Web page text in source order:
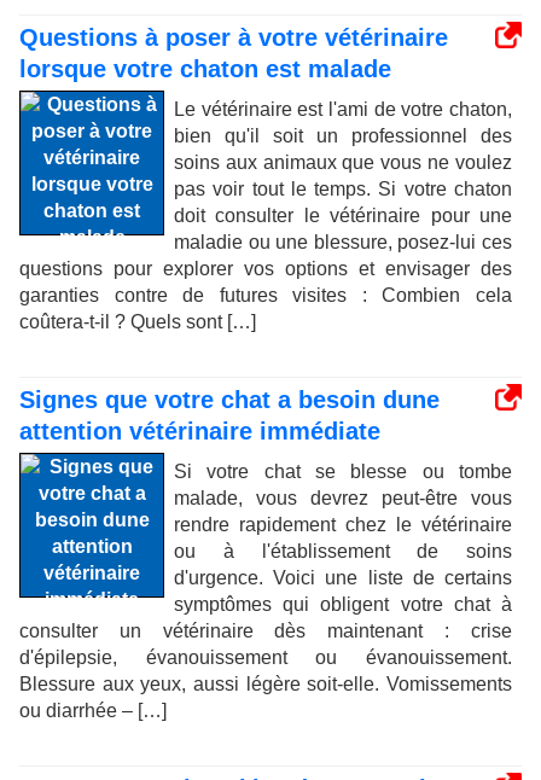
Questions à poser à votre vétérinaire
lorsque votre chaton est malade
Le vétérinaire est l'ami de votre chaton,
bien qu'il soit un professionnel des
soins aux animaux que vous ne voulez
pas voir tout le temps. Si votre chaton
doit consulter le vétérinaire pour une
maladie ou une blessure, posez-lui ces
questions pour explorer vos options et envisager des
garanties contre de futures visites : Combien cela
coûtera-t-il ? Quels sont […]
Signes que votre chat a besoin dune
attention vétérinaire immédiate
Si votre chat se blesse ou tombe
malade, vous devrez peut-être vous
rendre rapidement chez le vétérinaire
ou à l'établissement de soins
d'urgence. Voici une liste de certains
symptômes qui obligent votre chat à
consulter un vétérinaire dès maintenant : crise
d'épilepsie, évanouissement ou évanouissement.
Blessure aux yeux, aussi légère soit-elle. Vomissements
ou diarrhée – […]